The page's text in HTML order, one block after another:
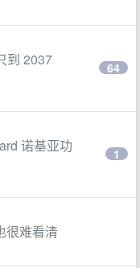
到 2037
64
诺基亚功
1
很难看清